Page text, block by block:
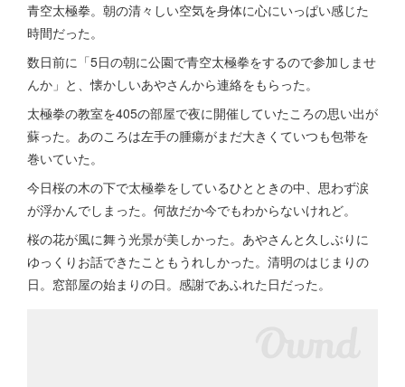
青空太極拳。朝の清々しい空気を身体に心にいっぱい感じた
時間だった。
数日前に「5日の朝に公園で青空太極拳をするので参加しませ
んか」と、懐かしいあやさんから連絡をもらった。
太極拳の教室を405の部屋で夜に開催していたころの思い出が
蘇った。あのころは左手の腫瘍がまだ大きくていつも包帯を
巻いていた。
今日桜の木の下で太極拳をしているひとときの中、思わず涙
が浮かんでしまった。何故だか今でもわからないけれど。
桜の花が風に舞う光景が美しかった。あやさんと久しぶりに
ゆっくりお話できたこともうれしかった。清明のはじまりの
日。窓部屋の始まりの日。感謝であふれた日だった。